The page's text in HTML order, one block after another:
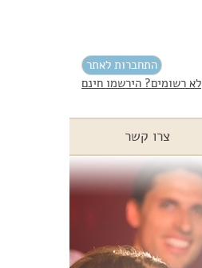
התחברות לאתר
לא רשומים? הירשמו חינם
צרו קשר